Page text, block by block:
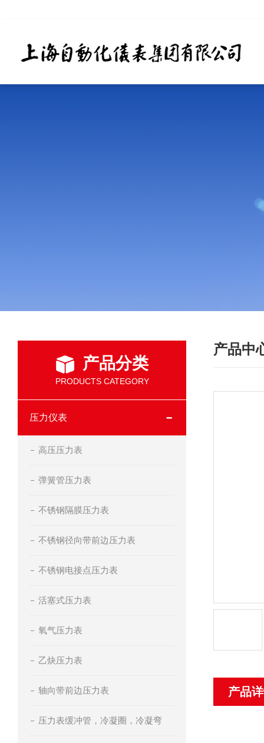
产品分类
PRODUCTS CATEGORY
压力仪表
高压压力表
弹簧管压力表
不锈钢隔膜压力表
不锈钢径向带前边压力表
不锈钢电接点压力表
活塞式压力表
氧气压力表
乙炔压力表
轴向带前边压力表
压力表缓冲管，冷凝圈，冷凝弯
产品中
产品